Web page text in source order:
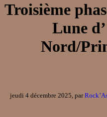
Troisième
Lune
Nord/
jeudi 4 décembre 2025, par